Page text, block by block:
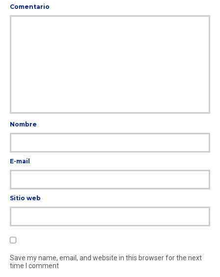
Comentario
Nombre
E-mail
Sitio web
Save my name, email, and website in this browser for the next
time I comment